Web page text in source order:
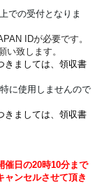
上での受付となりま
IDが必要です。
い致します。
きましては、領収書
に使用しませんので
きましては、領収書
催日の20時10分まで
ャンセルさせて頂き